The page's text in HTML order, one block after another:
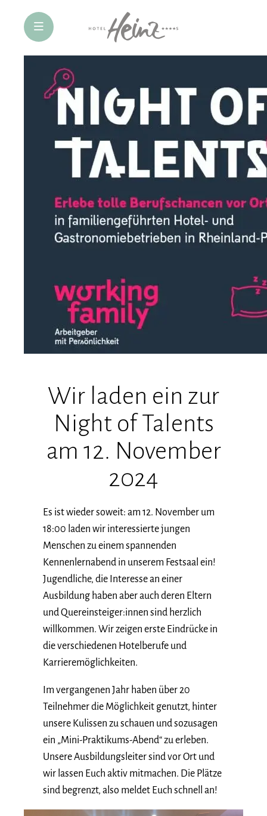
öffne Navigation
Wir laden ein zur
Night of Talents
am 12. November
2024
Es ist wieder soweit: am 12. November um
18:00 laden wir interessierte jungen
Menschen zu einem spannenden
Kennenlernabend in unserem Festsaal ein!
Jugendliche, die Interesse an einer
Ausbildung haben aber auch deren Eltern
und Quereinsteiger:innen sind herzlich
willkommen. Wir zeigen erste Eindrücke in
die verschiedenen Hotelberufe und
Karrieremöglichkeiten.
Im vergangenen Jahr haben über 20
Teilnehmer die Möglichkeit genutzt, hinter
unsere Kulissen zu schauen und sozusagen
ein „Mini-Praktikums-Abend“ zu erleben.
Unsere Ausbildungsleiter sind vor Ort und
wir lassen Euch aktiv mitmachen. Die Plätze
sind begrenzt, also meldet Euch schnell an!